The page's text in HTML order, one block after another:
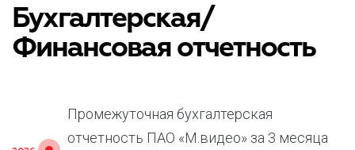
Бухгалтерская/
Финансовая отчетность
Промежуточная бухгалтерская
отчетность ПАО «М.видео» за 3 месяца